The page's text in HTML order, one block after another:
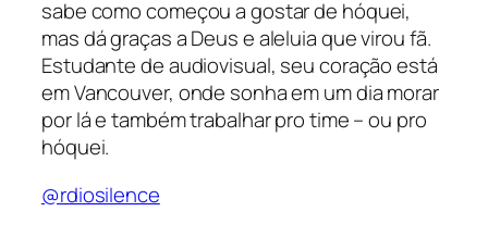
sabe como começou a gostar de hóquei,
mas dá graças a Deus e aleluia que virou fã.
Estudante de audiovisual, seu coração está
em Vancouver, onde sonha em um dia morar
por lá e também trabalhar pro time – ou pro
hóquei.
@rdiosiIence